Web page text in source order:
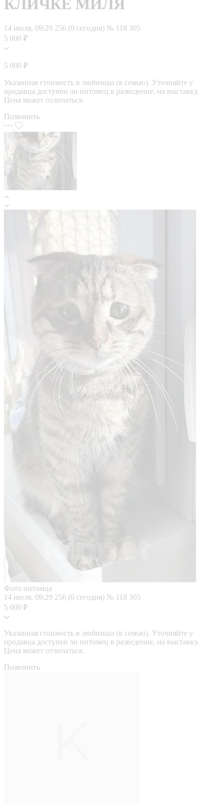
КЛИЧКЕ МИЛЯ
14 июля, 09:29 256 (0 сегодня) № 118 305
5 000 ₽
5 000 ₽
Указанная стоимость в любимцы (в семью). Уточняйте у
продавца доступен ли питомец в разведение, на выставку.
Цена может отличаться.
Позвонить
Фото питомца
14 июля, 09:29 256 (0 сегодня) № 118 305
5 000 ₽
Указанная стоимость в любимцы (в семью). Уточняйте у
продавца доступен ли питомец в разведение, на выставку.
Цена может отличаться.
Позвонить